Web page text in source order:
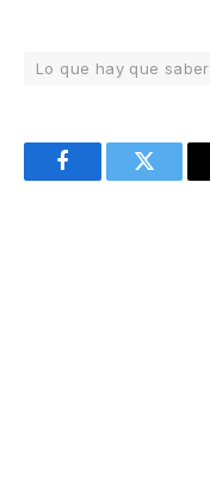
Lo que hay que saber
FacebookTwitter